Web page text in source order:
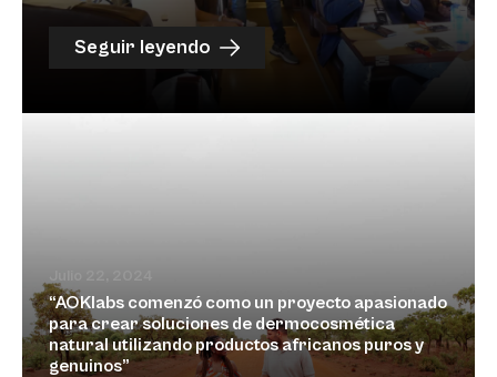
Seguir leyendo
“AOKlabs comenzó como un proyecto apasionado
para crear soluciones de dermocosmética
natural utilizando productos africanos puros y
genuinos”